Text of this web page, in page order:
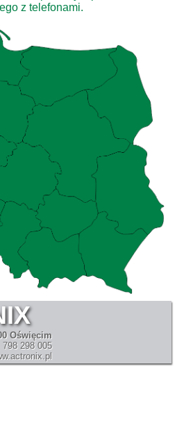
z telefonami.
Oświęcim
798 298 005